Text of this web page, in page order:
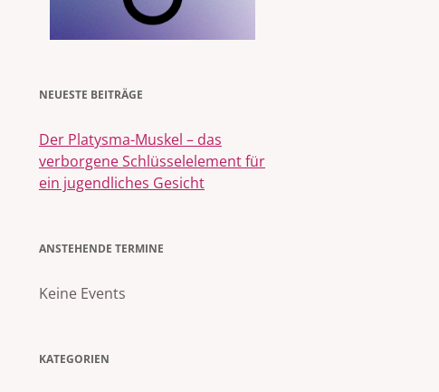
NEUESTE BEITRÄGE
Der Platysma-Muskel – das
verborgene Schlüsselelement für
ein jugendliches Gesicht
ANSTEHENDE TERMINE
Keine Events
KATEGORIEN